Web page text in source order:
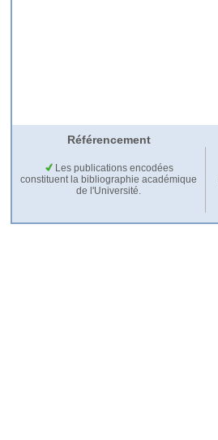
Référencement
Les publications encodées
constituent la bibliographie académique
de l'Université.